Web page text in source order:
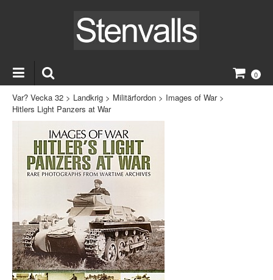
0
Var? Vecka 32 > Landkrig > Militärfordon > Images of War>
Hitlers Light Panzers at War